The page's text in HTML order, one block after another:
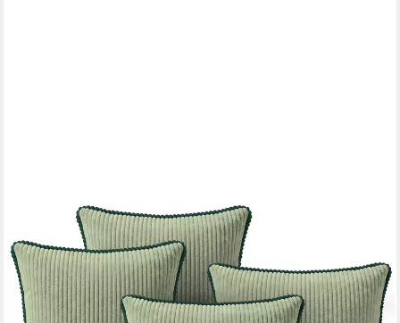
Dekokissen Sofakissen 4er Set mit Füllung 2x 40x40 cm + 2x
35x45 cm, Hotelverschluss Sofakissen Zierkissen
39,99 € 55,99 €
-29%
lieferbar - in 3-4 Werktagen bei dir